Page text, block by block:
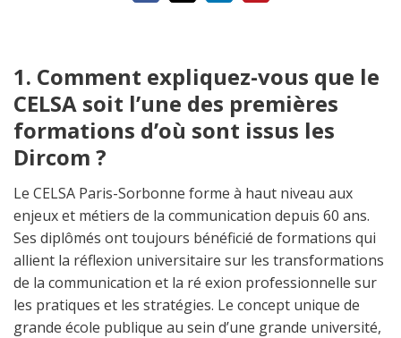
1. Comment expliquez-vous que le
CELSA soit l’une des premières
formations d’où sont issus les
Dircom ?
Le CELSA Paris-Sorbonne forme à haut niveau aux
enjeux et métiers de la communication depuis 60 ans.
Ses diplômés ont toujours bénéficié de formations qui
allient la réflexion universitaire sur les transformations
de la communication et la ré exion professionnelle sur
les pratiques et les stratégies. Le concept unique de
grande école publique au sein d’une grande université,